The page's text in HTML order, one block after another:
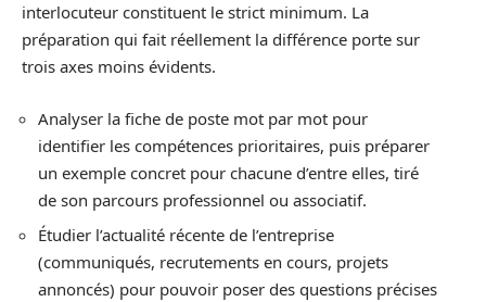
interlocuteur constituent le strict minimum. La
préparation qui fait réellement la différence porte sur
trois axes moins évidents.
Analyser la fiche de poste mot par mot pour
identifier les compétences prioritaires, puis préparer
un exemple concret pour chacune d’entre elles, tiré
de son parcours professionnel ou associatif.
Étudier l’actualité récente de l’entreprise
(communiqués, recrutements en cours, projets
annoncés) pour pouvoir poser des questions précises